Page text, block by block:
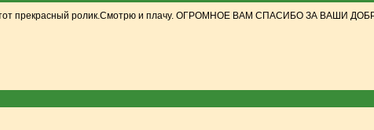
этот прекрасный ролик.Смотрю и плачу. ОГРОМНОЕ ВАМ СПАСИБО ЗА ВАШИ